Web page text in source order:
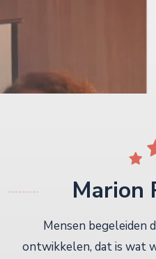
Marion
Mensen begeleiden
ontwikkelen, dat is wat